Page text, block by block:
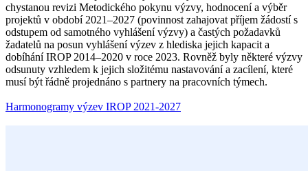
chystanou revizi Metodického pokynu výzvy, hodnocení a výběr
projektů v období 2021–2027 (povinnost zahajovat příjem žádostí s
odstupem od samotného vyhlášení výzvy) a častých požadavků
žadatelů na posun vyhlášení výzev z hlediska jejich kapacit a
dobíhání IROP 2014–2020 v roce 2023. Rovněž byly některé výzvy
odsunuty vzhledem k jejich složitému nastavování a zacílení, které
musí být řádně projednáno s partnery na pracovních týmech.
Harmonogramy výzev IROP 2021-2027